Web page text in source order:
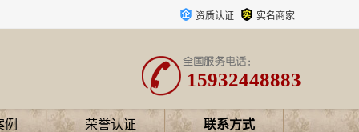
资质认证 实名商家
15932448883
例 荣誉认证 联系方式